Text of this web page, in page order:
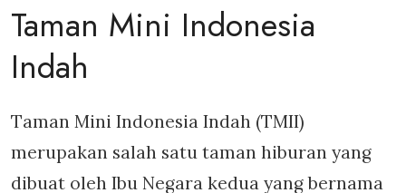
Taman Mini Indonesia
Indah
Taman Mini Indonesia Indah (TMII)
merupakan salah satu taman hiburan yang
dibuat oleh Ibu Negara kedua yang bernama